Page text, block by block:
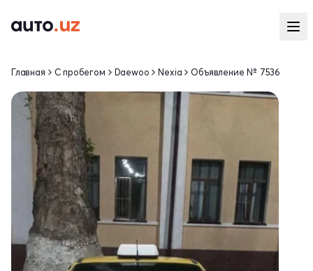
Главная С пробегом Daewoo Nexia Объявление № 7536